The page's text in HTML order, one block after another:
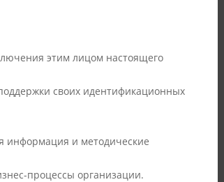
этим лицом настоящего
своих идентификационных
информация и методические
процессы организации.